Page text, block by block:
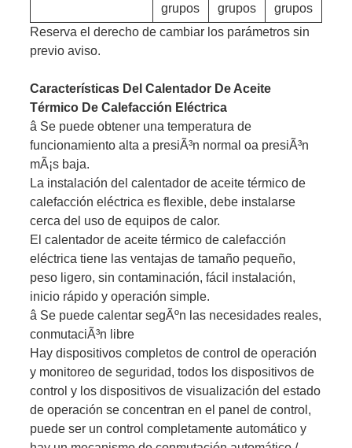
grupos
grupos
grupos
Reserva el derecho de cambiar los parámetros sin
previo aviso.
Características Del Calentador De Aceite
Térmico De Calefacción Eléctrica
â Se puede obtener una temperatura de
funcionamiento alta a presiÃ³n normal oa presiÃ³n
mÃ¡s baja.
La instalación del calentador de aceite térmico de
calefacción eléctrica es flexible, debe instalarse
cerca del uso de equipos de calor.
El calentador de aceite térmico de calefacción
eléctrica tiene las ventajas de tamaño pequeño,
peso ligero, sin contaminación, fácil instalación,
inicio rápido y operación simple.
â Se puede calentar segÃºn las necesidades reales,
conmutaciÃ³n libre
Hay dispositivos completos de control de operación
y monitoreo de seguridad, todos los dispositivos de
control y los dispositivos de visualización del estado
de operación se concentran en el panel de control,
puede ser un control completamente automático y